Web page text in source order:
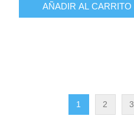
AÑADIR AL CARRITO
1 2 3